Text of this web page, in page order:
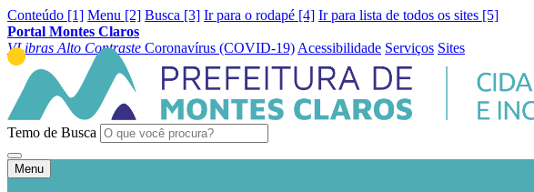
Conteúdo [1] Menu [2] Busca [3] Ir para o rodapé [4] Ir para lista de todos os sites [5]
Portal Montes Claros
VLibras Alto Contraste Coronavírus (COVID-19) Acessibilidade Serviços Sites
Temo de Busca
Menu